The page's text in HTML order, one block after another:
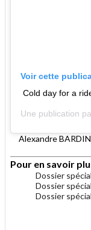
Voir cette
Cold day for a
Une publication
Alexandre
Pour en savoir
Dossier
Dossier
Dossier